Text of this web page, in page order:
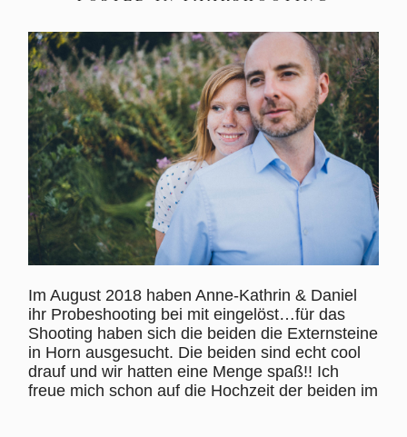
Im August 2018 haben Anne-Kathrin & Daniel
ihr Probeshooting bei mit eingelöst…für das
Shooting haben sich die beiden die Externsteine
in Horn ausgesucht. Die beiden sind echt cool
drauf und wir hatten eine Menge spaß!! Ich
freue mich schon auf die Hochzeit der beiden im